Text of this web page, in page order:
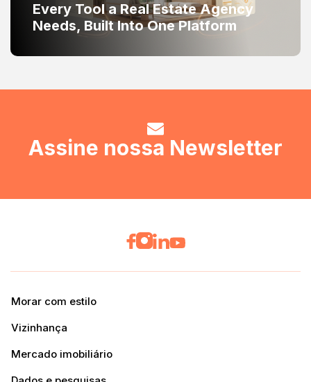
Every Tool a Real Estate Agency
Needs, Built Into One Platform
Assine nossa Newsletter
Morar com estilo
Vizinhança
Mercado imobiliário